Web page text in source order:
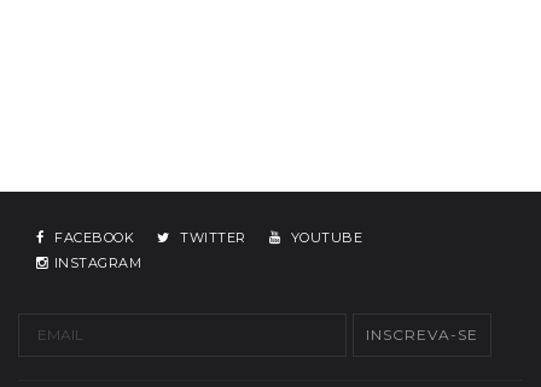
FACEBOOK TWITTER
YOUTUBE
INSTAGRAM